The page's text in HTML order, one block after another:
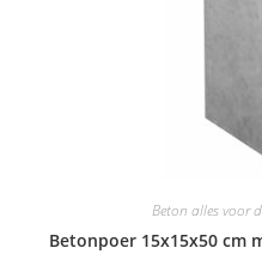
Beton alles voor
Betonpoer 15x15x50 cm